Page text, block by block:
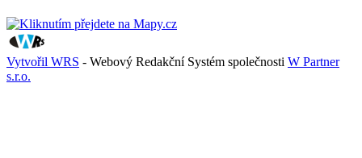
Vytvořil WRS - Webový Redakční Systém společnosti W Partner
s.r.o.